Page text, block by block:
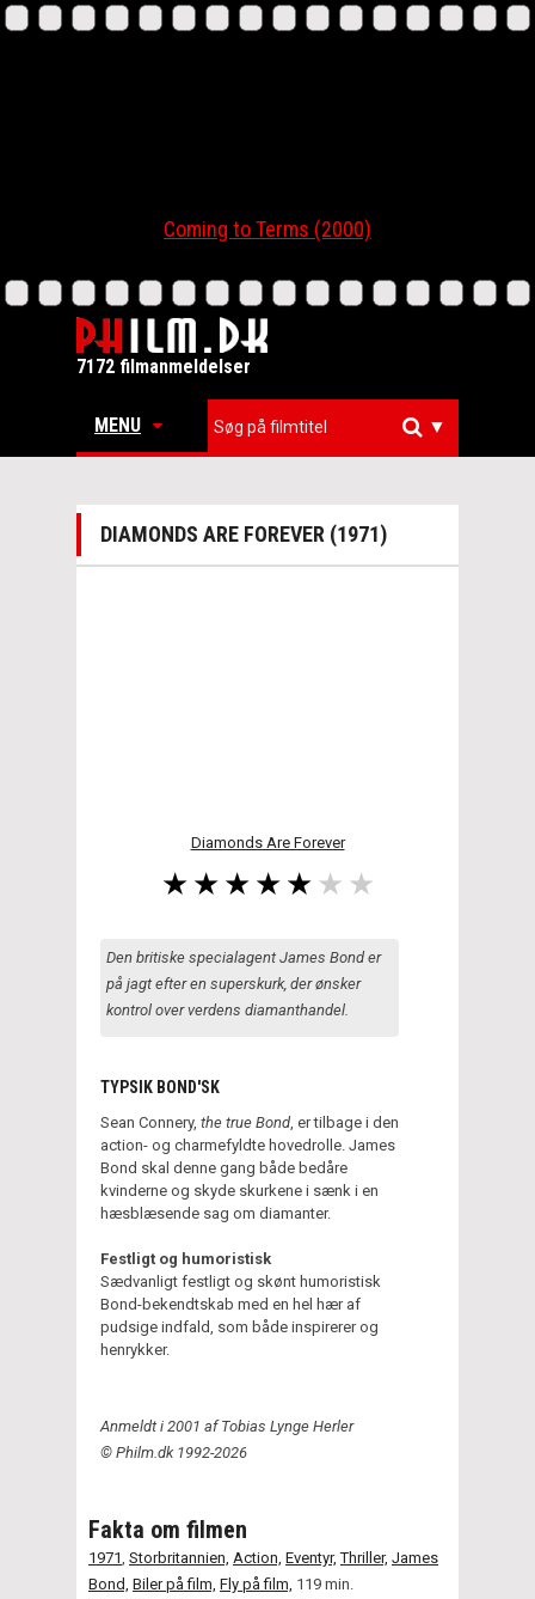
Coming to Terms (2000)
7172 filmanmeldelser
MENU ▼
DIAMONDS ARE FOREVER (1971)
Diamonds Are Forever
Den britiske specialagent James Bond er
på jagt efter en superskurk, der ønsker
kontrol over verdens diamanthandel.
TYPSIK BOND'SK
Sean Connery, the true Bond, er tilbage i den
action- og charmefyldte hovedrolle. James
Bond skal denne gang både bedåre
kvinderne og skyde skurkene i sænk i en
hæsblæsende sag om diamanter.
Festligt og humoristisk
Sædvanligt festligt og skønt humoristisk
Bond-bekendtskab med en hel hær af
pudsige indfald, som både inspirerer og
henrykker.
Anmeldt i 2001 af Tobias Lynge Herler
© Philm.dk 1992-2026
Fakta om filmen
1971 Storbritannien, Action, Eventyr, Thriller, James
Bond, Biler på film, Fly på film, 119 min.